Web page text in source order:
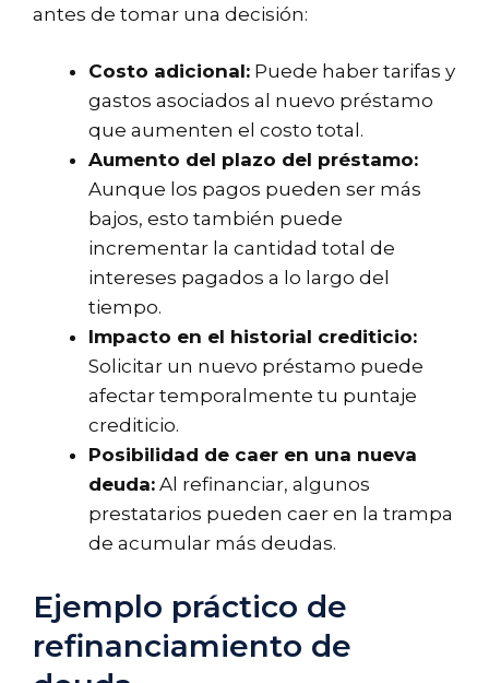
antes de tomar una decisión:
Costo adicional: Puede haber tarifas y
gastos asociados al nuevo préstamo
que aumenten el costo total.
Aumento del plazo del préstamo:
Aunque los pagos pueden ser más
bajos, esto también puede
incrementar la cantidad total de
intereses pagados a lo largo del
tiempo.
Impacto en el historial crediticio:
Solicitar un nuevo préstamo puede
afectar temporalmente tu puntaje
crediticio.
Posibilidad de caer en una nueva
deuda: Al refinanciar, algunos
prestatarios pueden caer en la trampa
de acumular más deudas.
Ejemplo práctico de
refinanciamiento de